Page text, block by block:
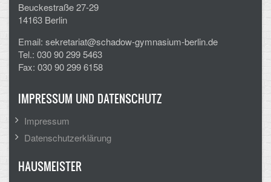
Beuckestraße 27-29
14163 Berlin
Email: sekretariat@schadow-gymnasium-berlin.de
Tel.: 030 90 299 5463
Fax: 030 90 299 6158
IMPRESSUM UND DATENSCHUTZ
Impressum
Datenschutzerklärung
HAUSMEISTER